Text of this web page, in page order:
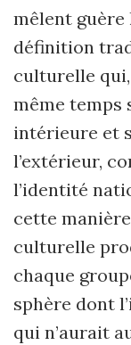
mêlent guère
définition
culturelle qui,
même temps
intérieure et
l’extérieur,
l’identité
cette
culturelle
chaque
sphère dont
qui n’aurait